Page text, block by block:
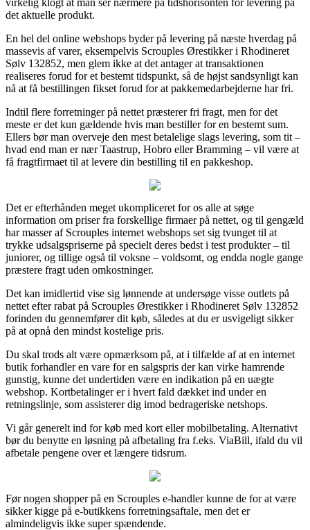
det aktuelle produkt.
En hel del online webshops byder på levering på næste hverdag på
massevis af varer, eksempelvis Scrouples Ørestikker i Rhodineret
Sølv 132852, men glem ikke at det antager at transaktionen
realiseres forud for et bestemt tidspunkt, så de højst sandsynligt kan
nå at få bestillingen fikset forud for at pakkemedarbejderne har fri.
Indtil flere forretninger på nettet præsterer fri fragt, men for det
meste er det kun gældende hvis man bestiller for en bestemt sum.
Ellers bør man overveje den mest betalelige slags levering, som tit –
hvad end man er nær Taastrup, Hobro eller Bramming – vil være at
få fragtfirmaet til at levere din bestilling til en pakkeshop.
Det er efterhånden meget ukompliceret for os alle at søge
information om priser fra forskellige firmaer på nettet, og til gengæld
har masser af Scrouples internet webshops set sig tvunget til at
trykke udsalgspriserne på specielt deres bedst i test produkter – til
juniorer, og tillige også til voksne – voldsomt, og endda nogle gange
præstere fragt uden omkostninger.
Det kan imidlertid vise sig lønnende at undersøge visse outlets på
nettet efter rabat på Scrouples Ørestikker i Rhodineret Sølv 132852
forinden du gennemfører dit køb, således at du er usvigeligt sikker
på at opnå den mindst kostelige pris.
Du skal trods alt være opmærksom på, at i tilfælde af at en internet
butik forhandler en vare for en salgspris der kan virke hamrende
gunstig, kunne det undertiden være en indikation på en uægte
webshop. Kortbetalinger er i hvert fald dækket ind under en
retningslinje, som assisterer dig imod bedrageriske netshops.
Vi går generelt ind for køb med kort eller mobilbetaling. Alternativt
bør du benytte en løsning på afbetaling fra f.eks. ViaBill, ifald du vil
afbetale pengene over et længere tidsrum.
Før nogen shopper på en Scrouples e-handler kunne de for at være
sikker kigge på e-butikkens forretningsaftale, men det er
almindeligvis ikke super spændende.